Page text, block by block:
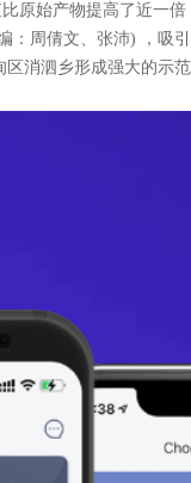
原始产物提高了近一
周倩文、张沛) ，吸
消泗乡形成强大的示